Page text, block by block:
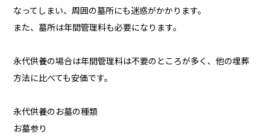
なってしまい、周囲の墓所にも迷惑がかかります。
また、墓所は年間管理料も必要になります。
永代供養の場合は年間管理料は不要のところが多く、他の埋葬
方法に比べても安価です。
永代供養のお墓の種類
お墓参り